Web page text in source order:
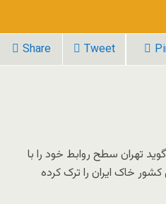
Share Tweet
تهران سطح روابط خود را با
خاک ایران را ترک کرده